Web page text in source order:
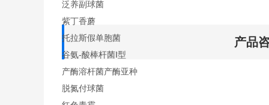
泛养副球菌
紫丁香蘑
托拉斯假单胞菌
谷氨-酸棒杆菌Ⅰ型
产酶溶杆菌产酶亚种
脱氮付球菌
产品